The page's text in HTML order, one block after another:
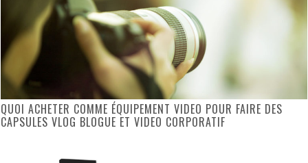
QUOI ACHETER COMME ÉQUIPEMENT VIDEO POUR FAIRE DES
CAPSULES VLOG BLOGUE ET VIDEO CORPORATIF